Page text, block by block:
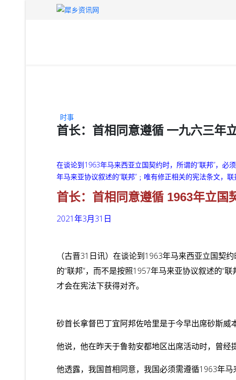
时事
首长：首相同意遵循 一九六三年
在谈论到1963年马来西亚立国契约时，所谓的“联邦”，必
年马来亚协议叙述的“联邦”﹔唯有修正相关的宪法条文，
首长：首相同意遵循 1963年立国
2021年3月31日
（古晋31日讯）在谈论到1963年马来西亚立国契
的“联邦”，而不是按照1957年马来亚协议叙述的“
才会在宪法下获得对齐。
砂首长拿督巴丁宜阿邦佐哈里是于今早出席砂斯威
他说，他在昨天于鲁勃安都地区出席活动时，曾经
他透露，我国首相同意，我国必须需遵循1963年